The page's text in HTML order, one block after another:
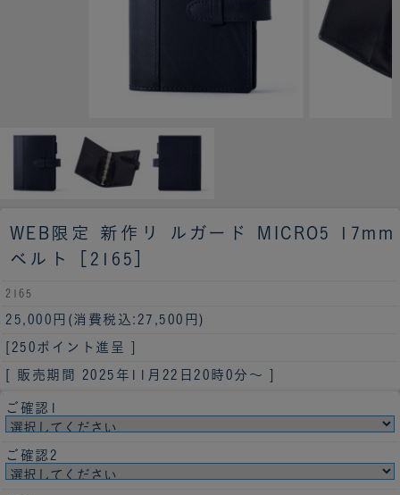
WEB限定 新作 リ ルガード MICRO5 17mm
ベルト［2165］
2165
25,000円 (消費税込:27,500円)
[250ポイント進呈 ]
[ 販売期間 2025年11月22日20時0分 ～ ]
ご確認1
ご確認2